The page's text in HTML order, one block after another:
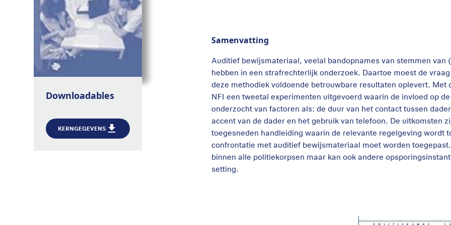
Downloadables
KERNGEGEVENS
Samenvatting
Auditief bewijsmateriaal, veelal bandopnames van stemmen
hebben in een strafrechterlijk onderzoek. Daartoe moest de
deze methodiek voldoende betrouwbare resultaten oplevert. Met
NFI een tweetal experimenten uitgevoerd waarin de invloed op
onderzocht van factoren als: de duur van het contact tussen
accent van de dader en het gebruik van telefoon. De uitkomsten
toegesneden handleiding waarin de relevante regelgeving wordt
confrontatie met auditief bewijsmateriaal moet worden
binnen alle politiekorpsen maar kan ook andere
setting.